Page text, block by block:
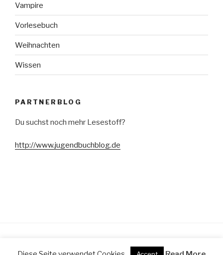
Vampire
Vorlesebuch
Weihnachten
Wissen
PARTNERBLOG
Du suchst noch mehr Lesestoff?
http://www.jugendbuchblog.de